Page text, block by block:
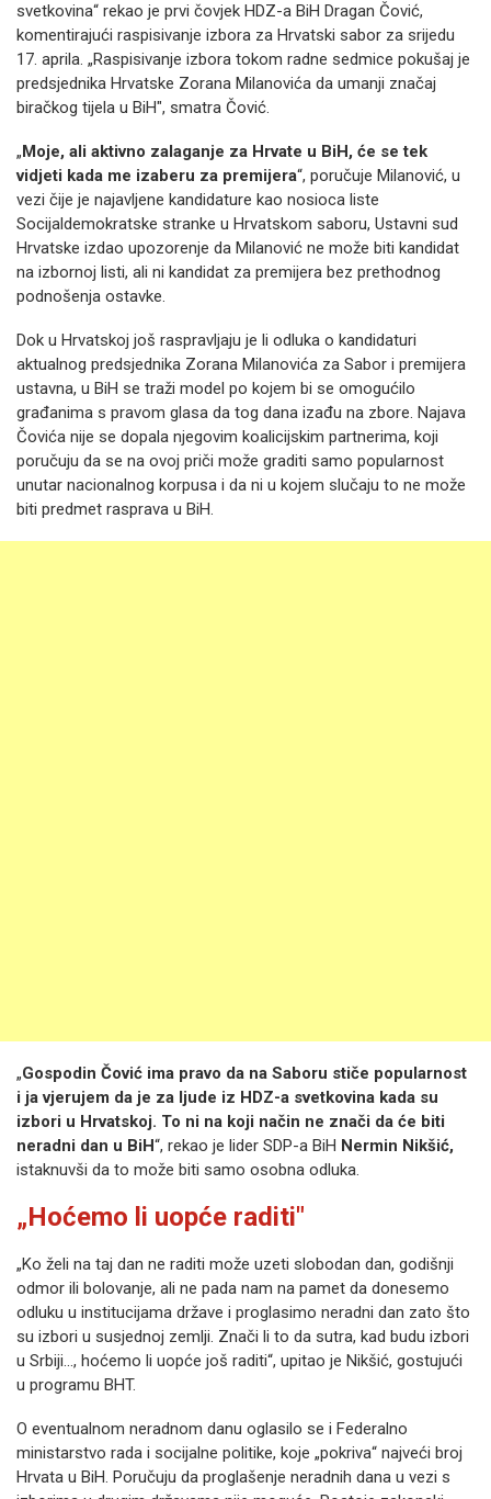
svetkovina“ rekao je prvi čovjek HDZ-a BiH Dragan Čović,
komentirajući raspisivanje izbora za Hrvatski sabor za srijedu
17. aprila. „Raspisivanje izbora tokom radne sedmice pokušaj je
predsjednika Hrvatske Zorana Milanovića da umanji značaj
biračkog tijela u BiH", smatra Čović.
„Moje, ali aktivno zalaganje za Hrvate u BiH, će se tek
vidjeti kada me izaberu za premijera“, poručuje Milanović, u
vezi čije je najavljene kandidature kao nosioca liste
Socijaldemokratske stranke u Hrvatskom saboru, Ustavni sud
Hrvatske izdao upozorenje da Milanović ne može biti kandidat
na izbornoj listi, ali ni kandidat za premijera bez prethodnog
podnošenja ostavke.
Dok u Hrvatskoj još raspravljaju je li odluka o kandidaturi
aktualnog predsjednika Zorana Milanovića za Sabor i premijera
ustavna, u BiH se traži model po kojem bi se omogućilo
građanima s pravom glasa da tog dana izađu na zbore. Najava
Čovića nije se dopala njegovim koalicijskim partnerima, koji
poručuju da se na ovoj priči može graditi samo popularnost
unutar nacionalnog korpusa i da ni u kojem slučaju to ne može
biti predmet rasprava u BiH.
„Gospodin Čović ima pravo da na Saboru stiče popularnost
i ja vjerujem da je za ljude iz HDZ-a svetkovina kada su
izbori u Hrvatskoj. To ni na koji način ne znači da će biti
neradni dan u BiH“, rekao je lider SDP-a BiH Nermin Nikšić,
istaknuvši da to može biti samo osobna odluka.
„Hoćemo li uopće raditi"
„Ko želi na taj dan ne raditi može uzeti slobodan dan, godišnji
odmor ili bolovanje, ali ne pada nam na pamet da donesemo
odluku u institucijama države i proglasimo neradni dan zato što
su izbori u susjednoj zemlji. Znači li to da sutra, kad budu izbori
u Srbiji..., hoćemo li uopće još raditi“, upitao je Nikšić, gostujući
u programu BHT.
O eventualnom neradnom danu oglasilo se i Federalno
ministarstvo rada i socijalne politike, koje „pokriva“ najveći broj
Hrvata u BiH. Poručuju da proglašenje neradnih dana u vezi s